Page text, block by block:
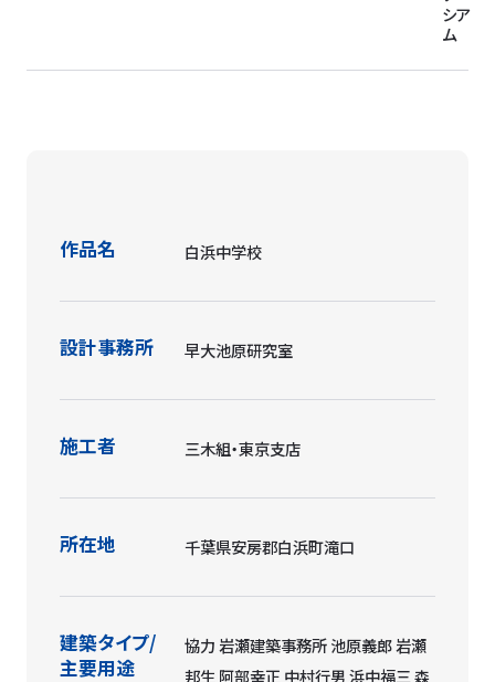
シア
ム
作品名 白浜中学校
設計事務所 早大池原研究室
施工者 三木組・東京支店
所在地 千葉県安房郡白浜町滝口
建築タイプ/
主要用途
協力 岩瀬建築事務所 池原義郎 岩瀬
邦生 阿部幸正 中村行男 浜中福三 森